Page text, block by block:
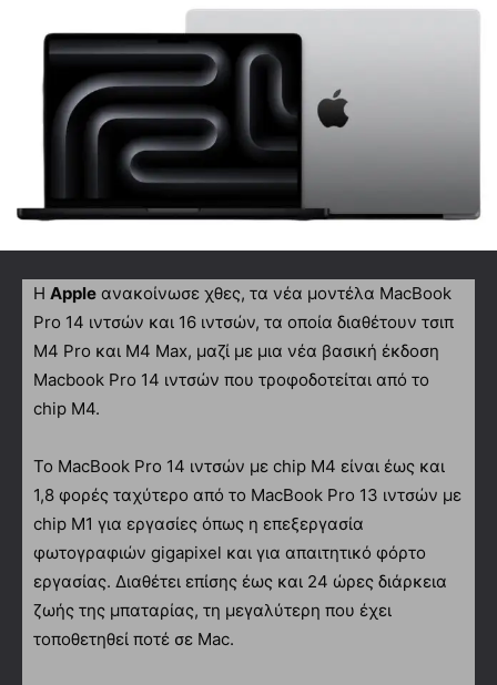
Η Apple ανακοίνωσε χθες, τα νέα μοντέλα MacBook
Pro 14 ιντσών και 16 ιντσών, τα οποία διαθέτουν τσιπ
M4 Pro και M4 Max, μαζί με μια νέα βασική έκδοση
Macbook Pro 14 ιντσών που τροφοδοτείται από το
chip M4.
Το MacBook Pro 14 ιντσών με chip M4 είναι έως και
1,8 φορές ταχύτερο από το MacBook Pro 13 ιντσών με
chip M1 για εργασίες όπως η επεξεργασία
φωτογραφιών gigapixel και για απαιτητικό φόρτο
εργασίας. Διαθέτει επίσης έως και 24 ώρες διάρκεια
ζωής της μπαταρίας, τη μεγαλύτερη που έχει
τοποθετηθεί ποτέ σε Mac.